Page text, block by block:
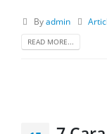
Byadmin
READ MORE...